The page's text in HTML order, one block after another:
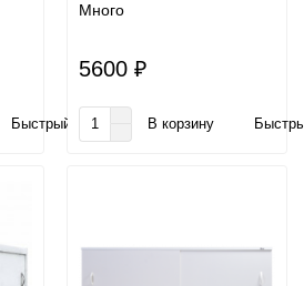
Быстрый заказ
Много
5600 ₽
В корзину